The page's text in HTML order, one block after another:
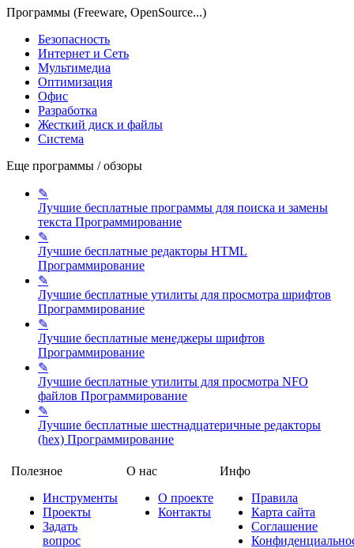
Программы (Freeware, OpenSource...)
Безопасность
Интернет и Сеть
Мультимедиа
Оптимизация
Офис
Разработка
Жесткий диск и файлы
Система
Еще программы / обзоры
✎
Лучшие бесплатные программы для поиска и замены
текста Программирование
✎
Лучшие бесплатные редакторы HTML
Программирование
✎
Лучшие бесплатные утилиты для просмотра шрифтов
Программирование
✎
Лучшие бесплатные менеджеры шрифтов
Программирование
✎
Лучшие бесплатные утилиты для просмотра NFO
файлов Программирование
✎
Лучшие бесплатные шестнадцатеричные редакторы
(hex) Программирование
Полезное
Инструменты
Проекты
Задать
вопрос
О нас
О проекте
Контакты
Инфо
Правила
Карта сайта
Соглашение